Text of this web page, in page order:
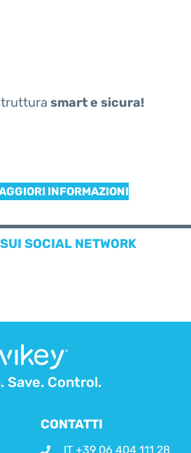
smart e sicura!
INFORMAZIONI
SOCIAL NETWORK
Save. Control.
CONTATTI
IT +39 06 404 111 28